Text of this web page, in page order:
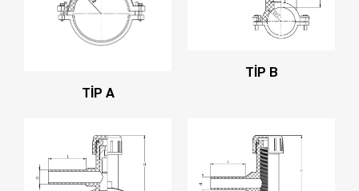
TİP A
TİP B